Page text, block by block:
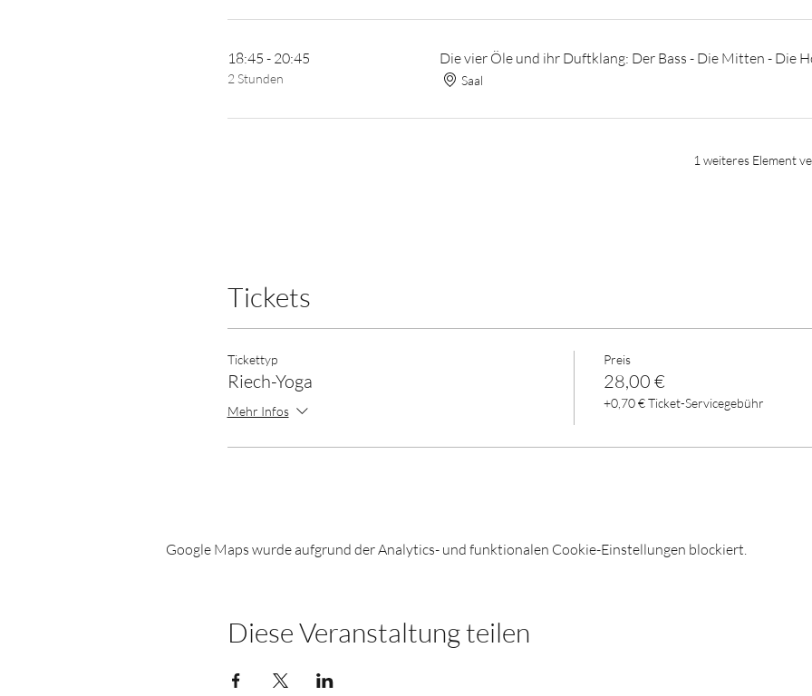
18:45 - 20:45
2 Stunden
Die vier Öle und ihr Duftklang: Der Bass - Die Mitten - Die
Saal
1 weiteres Element
Tickets
Tickettyp
Riech-Yoga
Mehr Infos
Preis
28,00 €
+0,70 € Ticket-Servicegebühr
Google Maps wurde aufgrund der Analytics- und funktionalen Cookie-Einstellungen blockiert.
Diese Veranstaltung teilen